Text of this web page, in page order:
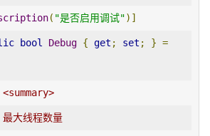
( "是否启用调试")]
bool Debug { get ; set ; } =
大线程数量